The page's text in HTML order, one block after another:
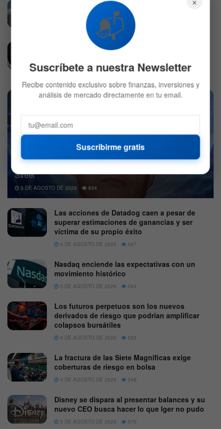
¿Qué es la Reserva Federal (Fed) y cómo
afecta tu dinero?
27 DE MAYO DE 2026
Michael Burry anticipa un colapso histórico en Wall
Street
5 DE AGOSTO DE 2026 834
Las acciones de Datadog caen a pesar de
superar estimaciones de ganancias y ser
víctima de su propio éxito
6 DE AGOSTO DE 2026 567
Nasdaq enciende las expectativas con un
movimiento histórico
5 DE AGOSTO DE 2026 584
Los futuros perpetuos son los nuevos
derivados de riesgo que podrían amplificar
colapsos bursátiles
6 DE AGOSTO DE 2026 563
La fractura de las Siete Magníficas exige
coberturas de riesgo en bolsa
4 DE AGOSTO DE 2026 548
Disney se dispara al presentar balances y su
nuevo CEO busca hacer lo que Iger no pudo
5 DE AGOSTO DE 2026 570
📬
Suscríbete a nuestra Newsletter
Recibe contenido exclusivo sobre finanzas, inversiones y
análisis de mercado directamente en tu email.
Suscribirme gratis